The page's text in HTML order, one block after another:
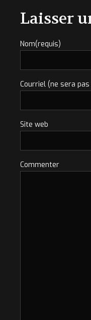
Laisser
Nom(requis)
Courriel (ne sera
Site web
Commenter